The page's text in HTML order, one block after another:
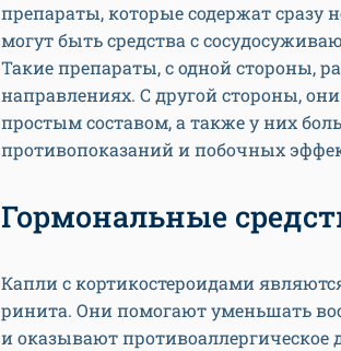
препараты, которые содержат сразу
могут быть средства с
Такие препараты, с одной стороны,
направлениях. С другой стороны,
простым составом, а также у них
противопоказаний и побочных
Гормональные
Капли с кортикостероидами
ринита. Они помогают уменьшать
и оказывают противоаллергическое